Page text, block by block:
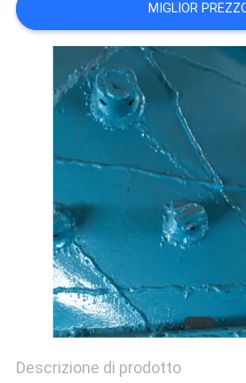
MAPPA
SITO
PRIVACY
MIGLIOR
Descrizione di prodotto